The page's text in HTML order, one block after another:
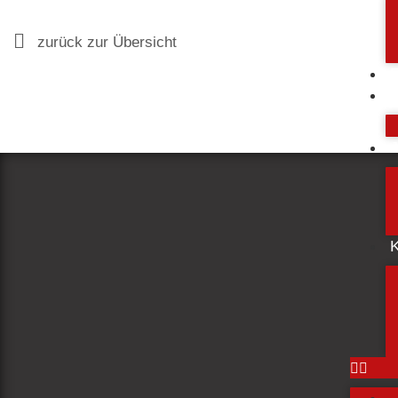
zurück zur Übersicht